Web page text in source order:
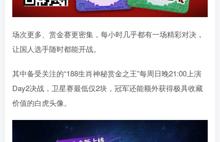
场次更多、赏金赛更密集，每小时几乎都有一场精彩对决，
让国人选手随时都能开战。
其中备受关注的“188生肖神秘赏金之王”每周日晚21:00上演
Day2决战，卫星赛最低仅2块，冠军还能额外获得极具收藏
价值的白虎头像。